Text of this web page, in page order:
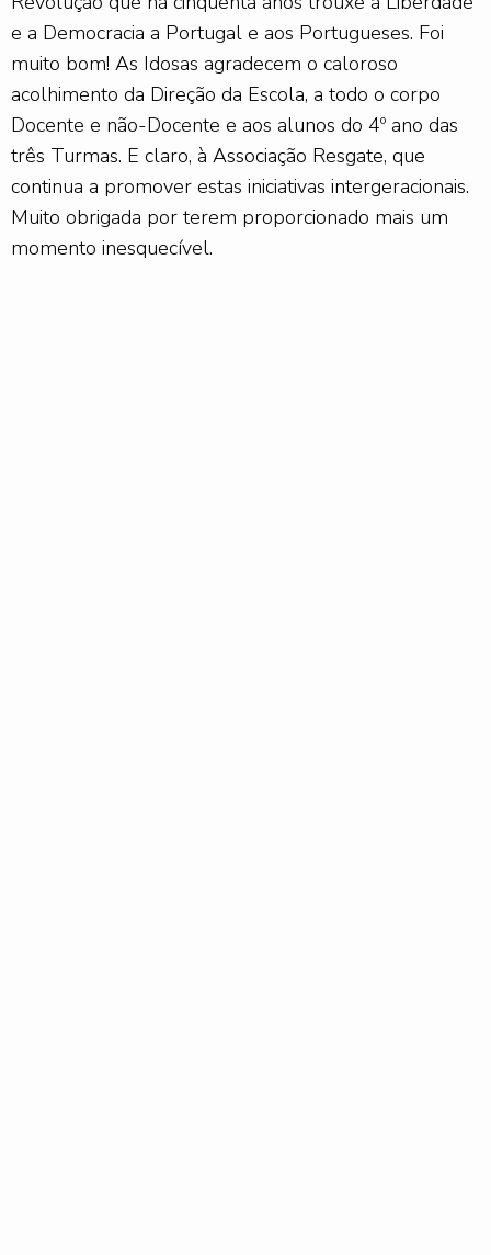
e a Democracia a Portugal e aos Portugueses. Foi
muito bom! As Idosas agradecem o caloroso
acolhimento da Direção da Escola, a todo o corpo
Docente e não-Docente e aos alunos do 4º ano das
três Turmas. E claro, à Associação Resgate, que
continua a promover estas iniciativas intergeracionais.
Muito obrigada por terem proporcionado mais um
momento inesquecível.